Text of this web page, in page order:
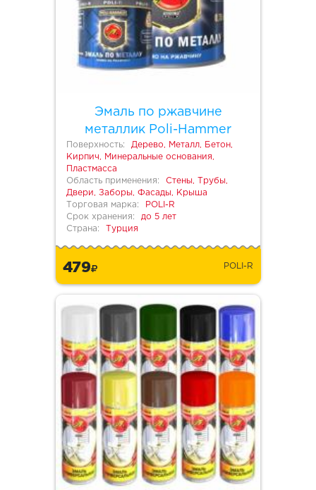
Эмаль по ржавчине
металлик Poli-Hammer
Поверхность:
Дерево, Металл, Бетон,
Кирпич, Минеральные основания,
Пластмасса
Область применения:
Стены, Трубы,
Двери, Заборы, Фасады, Крыша
Торговая марка:
POLI-R
Срок хранения:
до 5 лет
Страна:
Турция
479 POLI-R